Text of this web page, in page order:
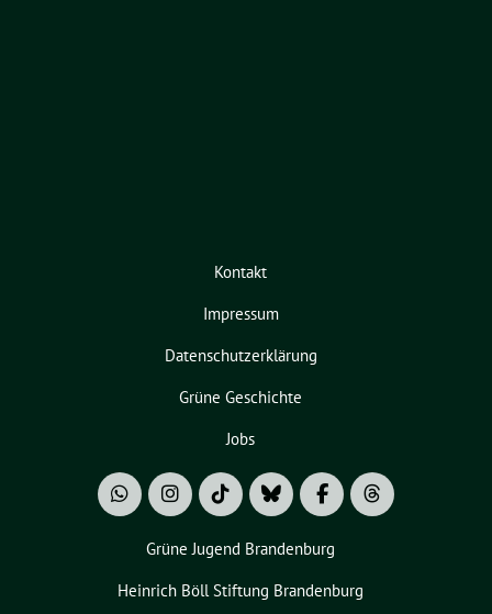
Kontakt
Impressum
Datenschutzerklärung
Grüne Geschichte
Jobs
Grüne Jugend Brandenburg
Heinrich Böll Stiftung Brandenburg